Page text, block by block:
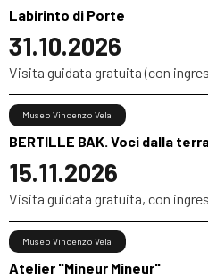
Labirinto di Porte
31.10.2026
Visita guidata gratuita (con
BERTILLE BAK. Voci dalla
15.11.2026
Museo Vincenzo Vela
Visita guidata gratuita, con
Atelier "Mineur Mineur"
Museo Vincenzo Vela